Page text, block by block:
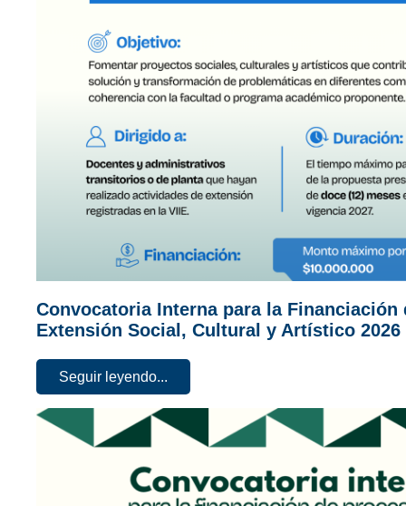
Convocatoria Interna para la Financiación
Extensión Social, Cultural y Artístico 2026
Seguir leyendo...